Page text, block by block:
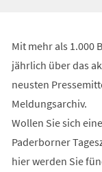
Mit mehr als 1.000
jährlich über das
neusten
Meldungsarchiv.
Wollen Sie sich
Paderborner
hier werden Sie